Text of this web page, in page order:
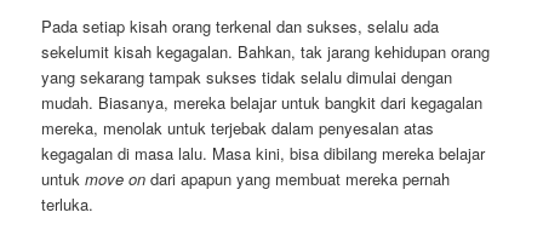
Pada setiap kisah orang terkenal dan sukses, selalu ada
sekelumit kisah kegagalan. Bahkan, tak jarang kehidupan orang
yang sekarang tampak sukses tidak selalu dimulai dengan
mudah. Biasanya, mereka belajar untuk bangkit dari kegagalan
mereka, menolak untuk terjebak dalam penyesalan atas
kegagalan di masa lalu. Masa kini, bisa dibilang mereka belajar
untukmove on dari apapun yang membuat mereka pernah
terluka.